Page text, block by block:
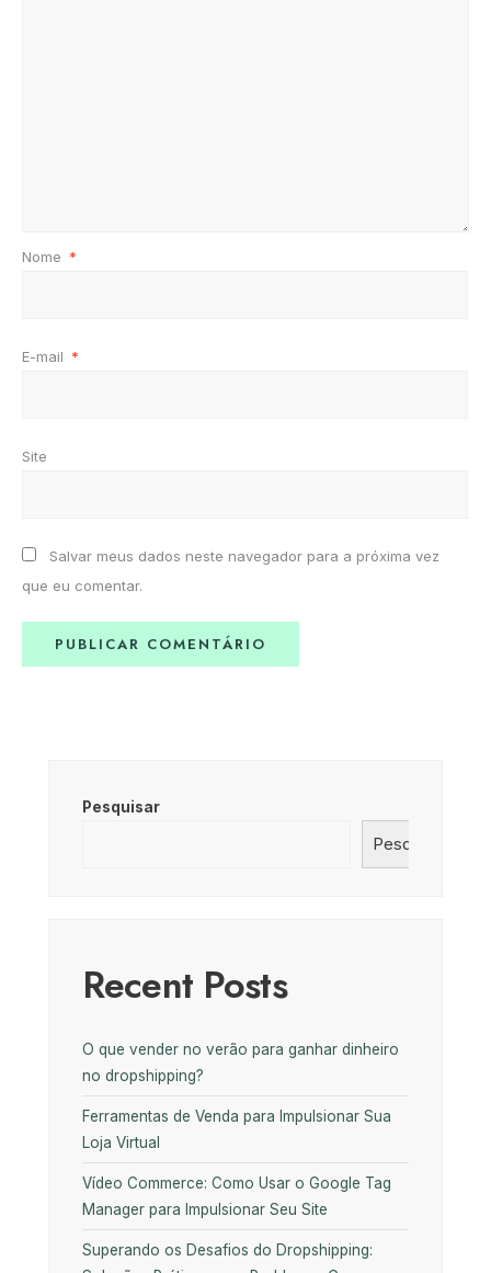
Nome *
E-mail *
Site
Salvar meus dados neste navegador para a próxima vez
que eu comentar.
Pesquisar
Pesquisar
Recent Posts
O que vender no verão para ganhar dinheiro
no dropshipping?
Ferramentas de Venda para Impulsionar Sua
Loja Virtual
Vídeo Commerce: Como Usar o Google Tag
Manager para Impulsionar Seu Site
Superando os Desafios do Dropshipping: